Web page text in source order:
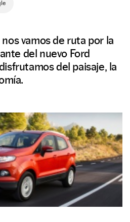
vamos de ruta por la
del nuevo Ford
del paisaje, la